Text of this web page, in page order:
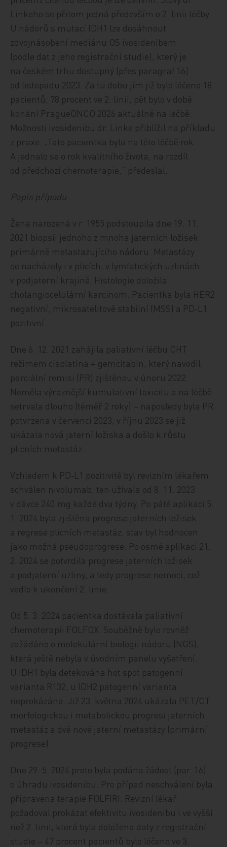
Linkeho se přitom jedná především o 2. linii léčby.
U nádorů s mutací IDH1 lze dosáhnout
zdvojnásobení mediánu OS ivosidenibem
(podle dat z jeho registrační studie), který je
na českém trhu dostupný (přes paragraf 16)
od listopadu 2023. Za tu dobu jím již bylo léčeno 18
pacientů, 78 procent ve 2. linii, pět bylo v době
konání PragueONCO 2026 aktuálně na léčbě.
Možnosti ivosidenibu dr. Linke přiblížil na příkladu
z praxe. „Tato pacientka byla na této léčbě rok.
A jednalo se o rok kvalitního života, na rozdíl
od předchozí chemoterapie,“ předeslal.
Popis případu
Žena narozená v r. 1955 podstoupila dne 19. 11.
2021 biopsii jednoho z mnoha jaterních ložisek
primárně metastazujícího nádoru. Metastázy
se nacházely i v plicích, v lymfatických uzlinách
v podjaterní krajině. Histologie doložila
cholangiocelulární karcinom. Pacientka byla HER2
negativní, mikrosatelitově stabilní (MSS) a PD‑L1
pozitivní.
Dne 6. 12. 2021 zahájila paliativní léčbu CHT
režimem cisplatina + gemcitabin, který navodil
parciální remisi (PR) zjištěnou v únoru 2022.
Neměla výraznější kumulativní toxicitu a na léčbě
setrvala dlouho (téměř 2 roky) – naposledy byla PR
potvrzena v červenci 2023, v říjnu 2023 se již
ukázala nová jaterní ložiska a došlo k růstu
plicních metastáz.
Vzhledem k PD‑L1 pozitivitě byl revizním lékařem
schválen nivolumab, ten užívala od 8. 11. 2023
v dávce 240 mg každé dva týdny. Po páté aplikaci 5.
1. 2024 byla zjištěna progrese jaterních ložisek
a regrese plicních metastáz, stav byl hodnocen
jako možná pseudoprogrese. Po osmé aplikaci 21.
2. 2024 se potvrdila progrese jaterních ložisek
a podjaterní uzliny, a tedy progrese nemoci, což
vedlo k ukončení 2. linie.
Od 5. 3. 2024 pacientka dostávala paliativní
chemoterapii FOLFOX. Souběžně bylo rovněž
zažádáno o molekulární biologii nádoru (NGS),
která ještě nebyla v úvodním panelu vyšetření.
U IDH1 byla detekována hot spot patogenní
varianta R132, u IDH2 patogenní varianta
neprokázána. Již 23. května 2024 ukázala PET/CT
morfologickou i metabolickou progresi jaterních
metastáz a dvě nové jaterní metastázy (primární
progrese).
Dne 29. 5. 2024 proto byla podána žádost (par. 16)
o úhradu ivosidenibu. Pro případ neschválení byla
připravena terapie FOLFIRI. Revizní lékař
požadoval prokázat efektivitu ivosidenibu i ve vyšší
než 2. linii, která byla doložena daty z registrační
studie – 47 procent pacientů bylo léčeno ve 3.